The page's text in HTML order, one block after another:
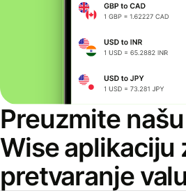
Preuzmite
Wise aplikaciju
pretvaranje